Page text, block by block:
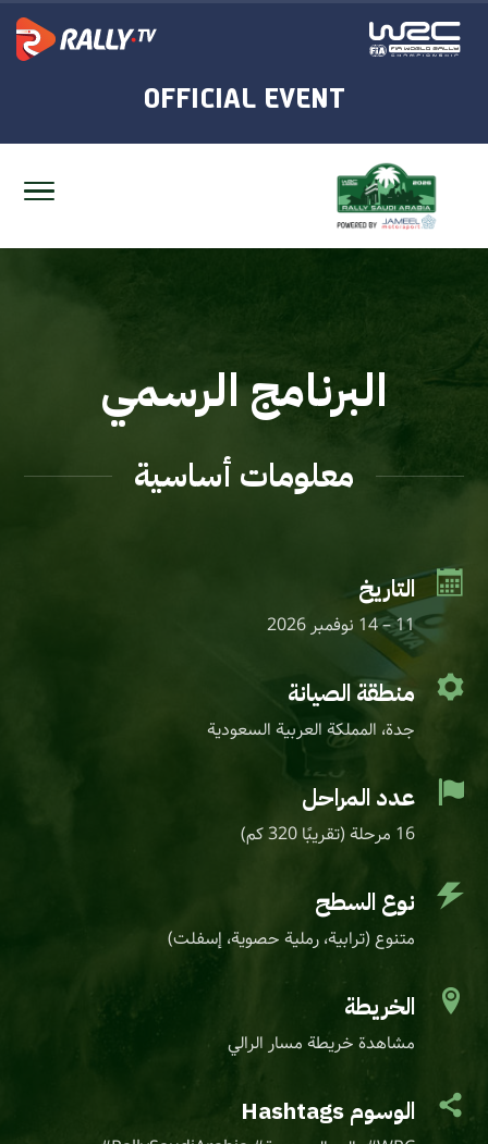
البرنامج الرسمي
معلومات أساسية
 التاريخ
11 – 14 نوفمبر 2026
 منطقة الصيانة
جدة، المملكة العربية السعودية
 عدد المراحل
16 مرحلة (تقريبًا 320 كم)
 نوع السطح
متنوع (ترابية، رملية حصوية، إسفلت)
 الخريطة
مشاهدة خريطة مسار الرالي
 الوسوم Hashtags